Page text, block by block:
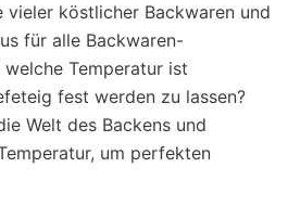
vieler köstlicher Backwaren und
für alle Backwaren-
Temperatur ist
fest werden zu lassen?
Welt des Backens und
um perfekten